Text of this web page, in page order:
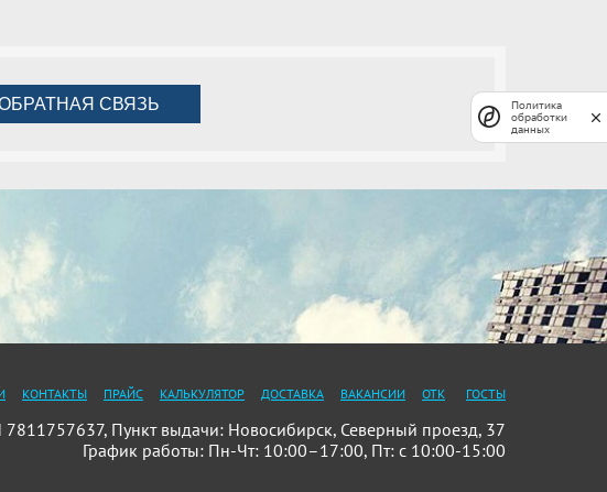
СВЯЗЬ
КОНТАКТЫ ПРАЙС КАЛЬКУЛЯТОР ДОСТАВКА ВАКАНСИИ ОТК ГОСТЫ
Пункт выдачи: Новосибирск, Северный проезд, 37
График работы: Пн-Чт: 10:00–17:00, Пт: с 10:00-15:00
Политика
обработки
данных